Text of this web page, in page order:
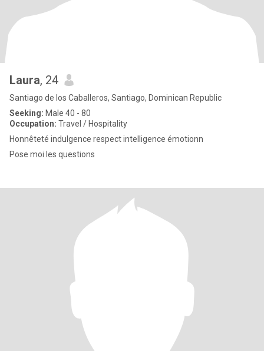
Laura, 24
Santiago de los Caballeros, Santiago, Dominican Republic
Seeking: Male 40 - 80
Occupation: Travel / Hospitality
Honnêteté indulgence respect intelligence émotionn
Pose moi les questions